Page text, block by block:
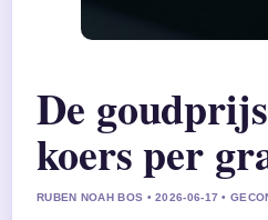
De
koers per
RUBEN NOAH BOS • 2026-06-17 •